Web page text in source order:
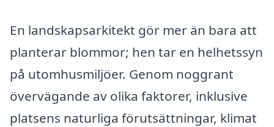
En landskapsarkitekt gör mer än bara att
planterar blommor; hen tar en helhetssyn
på utomhusmiljöer. Genom noggrant
övervägande av olika faktorer, inklusive
platsens naturliga förutsättningar, klimat